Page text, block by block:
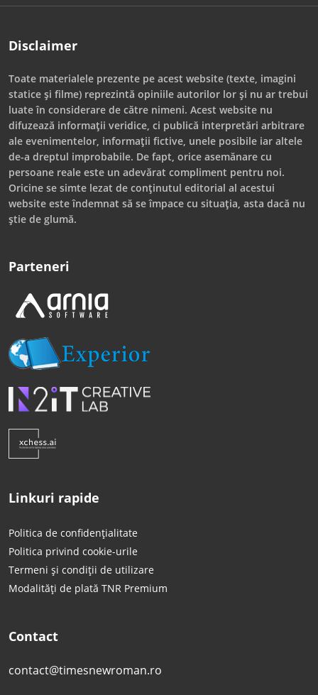
Disclaimer
Toate materialele prezente pe acest website (texte, imagini
statice și filme) reprezintă opiniile autorilor lor și nu ar trebui
luate în considerare de către nimeni. Acest website nu
difuzează informații veridice, ci publică interpretări arbitrare
ale evenimentelor, informații fictive, unele posibile iar altele
de-a dreptul improbabile. De fapt, orice asemănare cu
persoane reale este un adevărat compliment pentru noi.
Oricine se simte lezat de conținutul editorial al acestui
website este îndemnat să se împace cu situația, asta dacă nu
știe de glumă.
Parteneri
Linkuri rapide
Politica de confidențialitate
Politica privind cookie-urile
Termeni și condiții de utilizare
Modalități de plată TNR Premium
Contact
contact@timesnewroman.ro